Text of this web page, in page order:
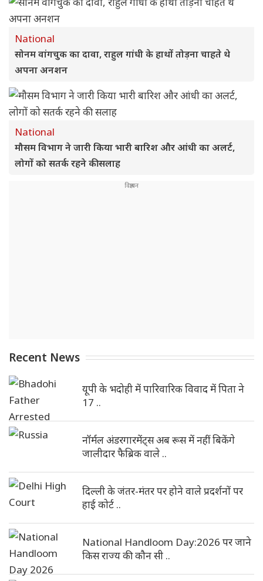
National
सोनम वांगचुक का दावा, राहुल गांधी के हाथों तोड़ना चाहते थे
अपना अनशन
National
मौसम विभाग ने जारी किया भारी बारिश और आंधी का अलर्ट,
लोगों को सतर्क रहने की सलाह
Recent News
यूपी के भदोही में पारिवारिक विवाद में पिता ने
17 ..
नॉर्मल अंडरगारमेंट्स अब रूस में नहीं बिकेंगे
जालीदार फैब्रिक वाले ..
दिल्ली के जंतर-मंतर पर होने वाले प्रदर्शनों पर
हाई कोर्ट ..
National Handloom Day:2026 पर जाने
किस राज्य की कौन सी ..